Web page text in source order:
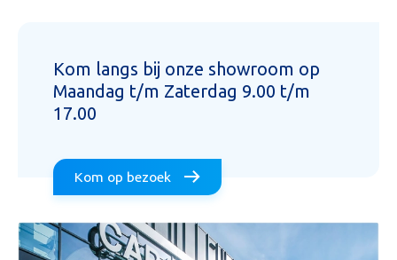
Kom langs bij onze showroom op
Maandag t/m Zaterdag 9.00 t/m
17.00
Kom op bezoek